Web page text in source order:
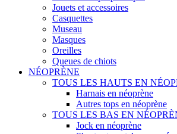
Jouets et accessoires
Casquettes
Museau
Masques
Oreilles
Queues de chiots
NÉOPRÈNE
TOUS LES HAUTS EN
Harnais en néoprène
Autres tops en néoprène
TOUS LES BAS EN
Jock en néoprène